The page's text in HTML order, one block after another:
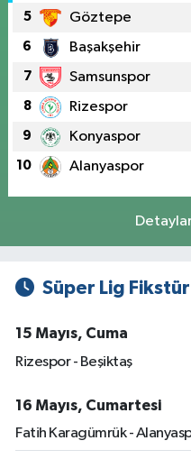
5 Göztepe
6 Başakşehir
7 Samsunspor
8 Rizespor
9 Konyaspor
10 Alanyaspor
Süper Lig Fikstür
15 Mayıs, Cuma
Rizespor - Beşiktaş
16 Mayıs, Cumartesi
Fatih Karagümrük -